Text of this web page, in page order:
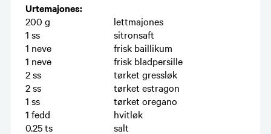
Urtemajones:
200 g
lettmajones
1 ss
sitronsaft
1 neve
frisk baillikum
1 neve
frisk bladpersille
2ss
tørket gressløk
2ss
tørket estragon
1 ss
tørket oregano
1 fedd
hvitløk
0.25ts
salt